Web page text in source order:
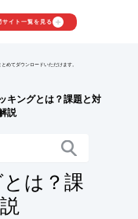
サイト一覧を見る
めてダウンロードいただけます。
キングとは？課題と対
説
は？課